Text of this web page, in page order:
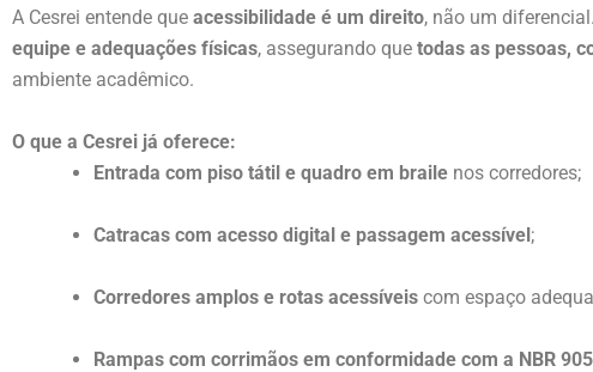
A Cesrei entende que acessibilidade é um direito, não um
equipe e adequações físicas, assegurando que todas as pessoas,
ambiente acadêmico.
O que a Cesrei já oferece:
Entrada com piso tátil e quadro em braile nos corredores;
Catracas com acesso digital e passagem acessível;
Corredores amplos e rotas acessíveis com espaço
Rampas com corrimãos em conformidade com a NBR